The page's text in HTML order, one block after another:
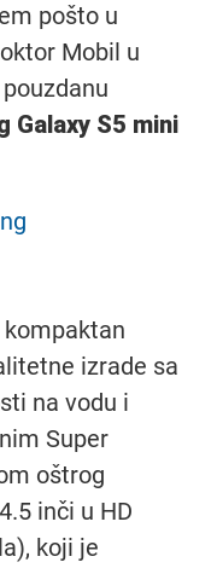
pošto u
Mobil u
Galaxy S5 mini
kompaktan
izrade sa
na vodu i
Super
oštrog
inči u HD
koji je